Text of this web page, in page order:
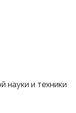
науки и техники